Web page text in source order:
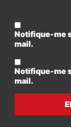
Notifique-me
mail.
Notifique-me
mail.